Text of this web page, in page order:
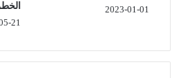
21
2023-01-01